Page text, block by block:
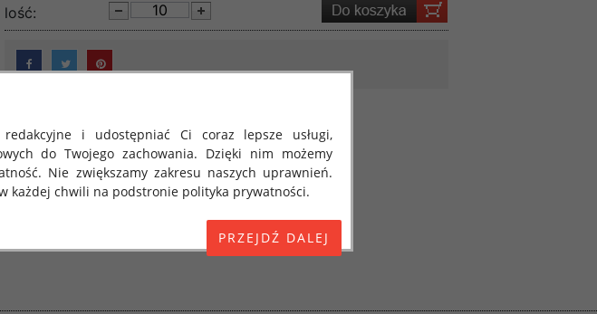
lość:
i udostępniać Ci coraz lepsze usługi,
do Twojego zachowania. Dzięki nim możemy
Nie zwiększamy zakresu naszych uprawnień.
każdej chwili na podstronie polityka prywatności.
Europejskiego i Rady (UE) 2016/679 z dnia 27
z przetwarzaniem danych osobowych i w sprawie
95/46/WE (określane jako "RODO", "ORODO",
się to po dniu 25 maja 2018 roku. Poniżej